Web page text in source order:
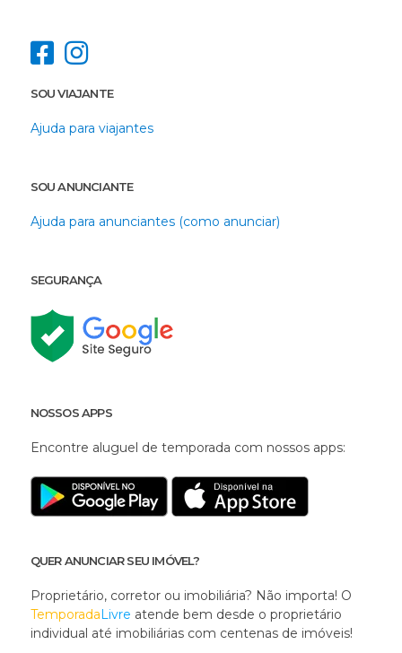
SOU VIAJANTE
Ajuda para viajantes
SOU ANUNCIANTE
Ajuda para anunciantes (como anunciar)
SEGURANÇA
NOSSOS APPS
Encontre aluguel de temporada com nossos apps:
QUER ANUNCIAR SEU IMÓVEL?
Proprietário, corretor ou imobiliária? Não importa! O
TemporadaLivre atende bem desde o proprietário
individual até imobiliárias com centenas de imóveis!